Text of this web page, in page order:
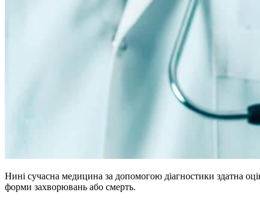
Нині сучасна медицина за допомогою діагностики здатна
форми захворювань або смерть.